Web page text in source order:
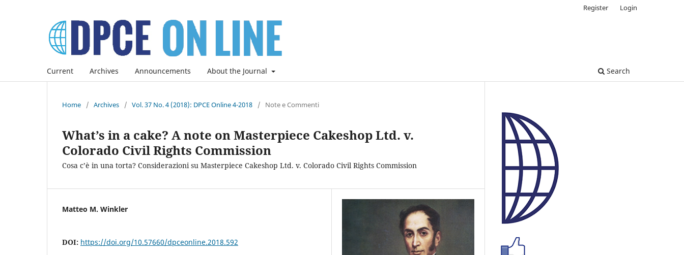
Current Archives Announcements About the Journal Search
Register Login
Home / Archives / Vol. 37 No. 4 (2018): DPCE Online 4-2018 / Note e Commenti
What’s in a cake? A note on Masterpiece Cakeshop Ltd. v.
Colorado Civil Rights Commission
Cosa c’è in una torta? Considerazioni su Masterpiece Cakeshop Ltd. v. Colorado Civil Rights Commission
Matteo M. Winkler
DOI: https://doi.org/10.57660/dpceonline.2018.592